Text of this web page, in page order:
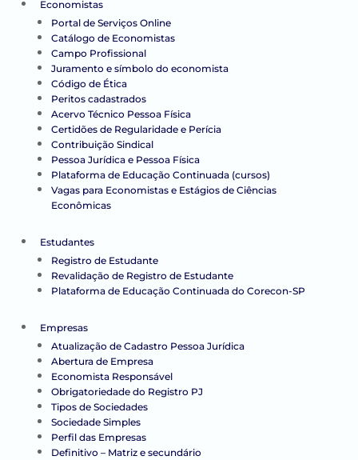
Economistas
Portal de Serviços Online
Catálogo de Economistas
Campo Profissional
Juramento e símbolo do economista
Código de Ética
Peritos cadastrados
Acervo Técnico Pessoa Física
Certidões de Regularidade e Perícia
Contribuição Sindical
Pessoa Jurídica e Pessoa Física
Plataforma de Educação Continuada (cursos)
Vagas para Economistas e Estágios de Ciências
Econômicas
Estudantes
Registro de Estudante
Revalidação de Registro de Estudante
Plataforma de Educação Continuada do Corecon-SP
Empresas
Atualização de Cadastro Pessoa Jurídica
Abertura de Empresa
Economista Responsável
Obrigatoriedade do Registro PJ
Tipos de Sociedades
Sociedade Simples
Perfil das Empresas
Definitivo – Matriz e secundário